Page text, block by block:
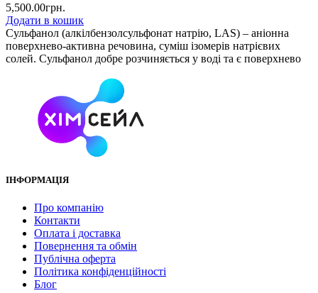
5,500.00грн.
Додати в кошик
Сульфанол (алкілбензолсульфонат натрію, LAS) – аніонна
поверхнево-активна речовина, суміш ізомерів натрієвих
солей. Сульфанол добре розчиняється у воді та є поверхнево
ІНФОРМАЦІЯ
Про компанію
Контакти
Оплата і доставка
Повернення та обмін
Публічна оферта
Політика конфіденційності
Блог